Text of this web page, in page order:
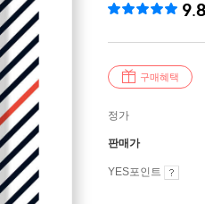
9.8
구매혜택
정가
판매가
YES포인트